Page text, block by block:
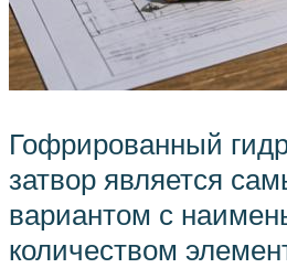
Гофрированный
затвор является
вариантом с
количеством